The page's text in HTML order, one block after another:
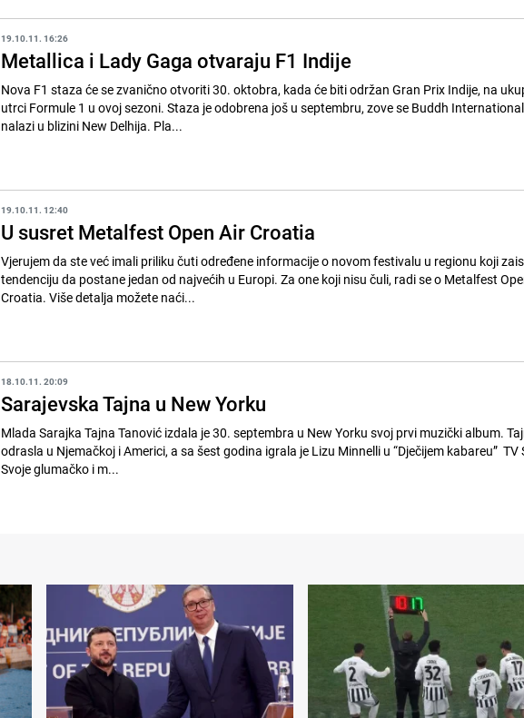
19.10.11. 16:26
Metallica i Lady Gaga otvaraju F1 Indije
Nova F1 staza će se zvanično otvoriti 30. oktobra, kada će biti održan Gran Prix Indije, na
utrci Formule 1 u ovoj sezoni. Staza je odobrena još u septembru, zove se Buddh
nalazi u blizini New Delhija. Pla...
19.10.11. 12:40
U susret Metalfest Open Air Croatia
Vjerujem da ste već imali priliku čuti određene informacije o novom festivalu u regionu koji
tendenciju da postane jedan od najvećih u Europi. Za one koji nisu čuli, radi se o Metalfest
Croatia. Više detalja možete naći...
18.10.11. 20:09
Sarajevska Tajna u New Yorku
Mlada Sarajka Tajna Tanović izdala je 30. septembra u New Yorku svoj prvi muzički album.
odrasla u Njemačkoj i Americi, a sa šest godina igrala je Lizu Minnelli u “Dječijem kabareu” TV
Svoje glumačko i m...